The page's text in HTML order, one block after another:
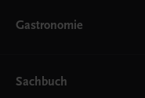
AHS
EWF/ZWF
FW
Gastronomie
Getränke
Sachbuch